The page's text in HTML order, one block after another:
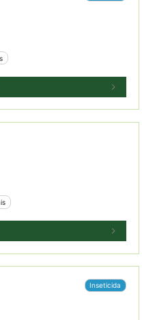
Inseticida